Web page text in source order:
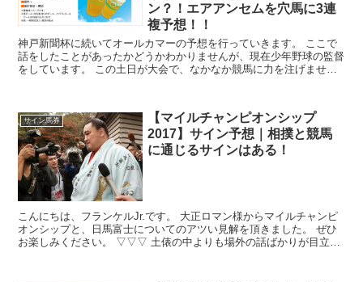
ン？！エアアンセムを穴馬に3連
複予想！！
神戸新聞杯に続いてオールカマーの予想を行っていきます。 ここで
話をしたことがあったかどうかわかりませんが、現在少年野球の監督
をしています。 この土日が大会で、なかなか競馬に力を注げません
サイン馬券
【マイルチャンピオンシップ
2017】サイン予想｜相撲と競馬
に通じるサインはある！
こんにちは、フランケルJr.です。 大正ロマン様からマイルチャンピ
オンシップと、日馬富士についてのアツい見解を頂きました。 ぜひ
お楽しみください。 ▽▽▽ 土俵の中よりも場外の話ばかりが目立つ